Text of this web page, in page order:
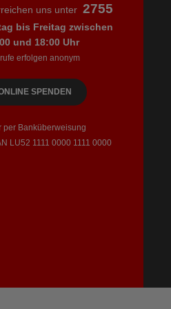
uns unter 2755
bis Freitag zwischen
und 18:00 Uhr
erfolgen anonym
SPENDEN
per Banküberweisung
LU52​ 1111​ 0000​ 1111​ 0000